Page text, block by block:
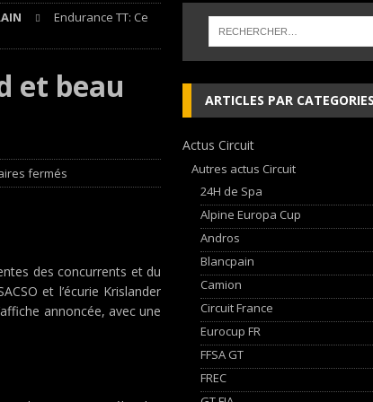
d’exception !
NEWS
Technology sign strategic partnership
Endurance TT: Ce
et beau
fermés
des concurrents et du
et l’écurie Krislander
annoncée, avec une
ARTICLES PAR
Actus Circuit
Autres actus Circuit
24H de Spa
Alpine Europa Cup
Andros
Blancpain
Camion
Circuit France
Eurocup FR
FFSA GT
FREC